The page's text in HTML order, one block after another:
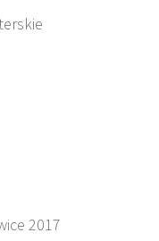
2017